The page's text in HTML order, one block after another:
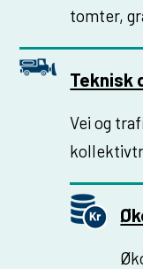
tomter,
Teknisk
Vei og